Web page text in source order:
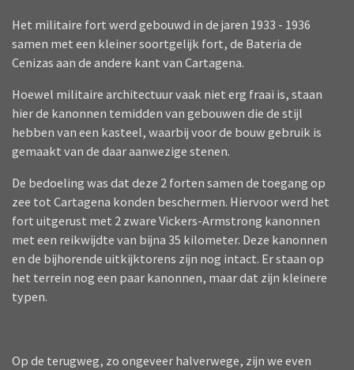
Het militaire fort werd gebouwd in de jaren 1933 - 1936
samen met een kleiner soortgelijk fort, de Bateria de
Cenizas aan de andere kant van Cartagena.
Hoewel militaire architectuur vaak niet erg fraai is, staan
hier de kanonnen temidden van gebouwen die de stijl
hebben van een kasteel, waarbij voor de bouw gebruik is
gemaakt van de daar aanwezige stenen.
De bedoeling was dat deze 2 forten samen de toegang op
zee tot Cartagena konden beschermen. Hiervoor werd het
fort uitgerust met 2 zware Vickers-Armstrong kanonnen
met een reikwijdte van bijna 35 kilometer. Deze kanonnen
en de bijhorende uitkijktorens zijn nog intact. Er staan op
het terrein nog een paar kanonnen, maar dat zijn kleinere
typen.
Op de terugweg, zo ongeveer halverwege, zijn we even